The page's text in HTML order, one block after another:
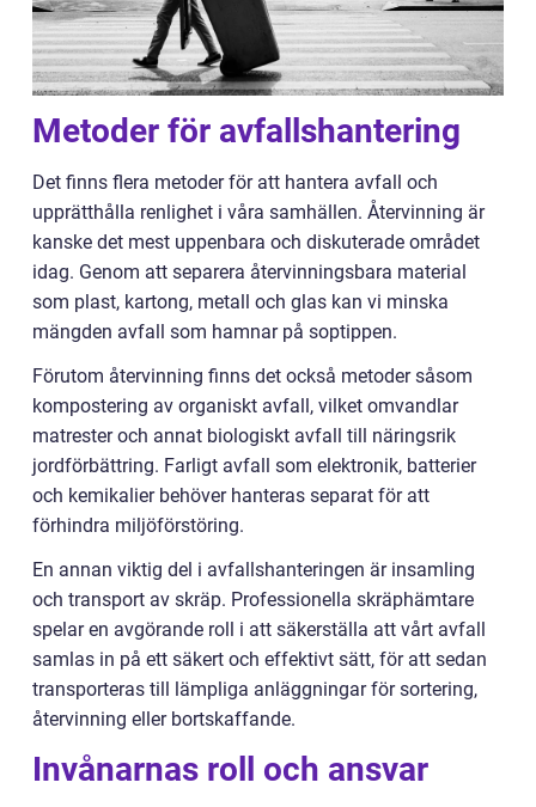
Metoder för avfallshantering
Det finns flera metoder för att hantera avfall och
upprätthålla renlighet i våra samhällen. Återvinning är
kanske det mest uppenbara och diskuterade området
idag. Genom att separera återvinningsbara material
som plast, kartong, metall och glas kan vi minska
mängden avfall som hamnar på soptippen.
Förutom återvinning finns det också metoder såsom
kompostering av organiskt avfall, vilket omvandlar
matrester och annat biologiskt avfall till näringsrik
jordförbättring. Farligt avfall som elektronik, batterier
och kemikalier behöver hanteras separat för att
förhindra miljöförstöring.
En annan viktig del i avfallshanteringen är insamling
och transport av skräp. Professionella skräphämtare
spelar en avgörande roll i att säkerställa att vårt avfall
samlas in på ett säkert och effektivt sätt, för att sedan
transporteras till lämpliga anläggningar för sortering,
återvinning eller bortskaffande.
Invånarnas roll och ansvar